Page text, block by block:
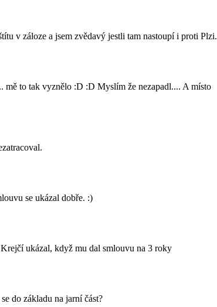
v záloze a jsem zvědavý jestli tam nastoupí i proti Plzi.
to tak vyznělo :D :D Myslím že nezapadl.... A místo
se ukázal dobře. :)
ukázal, když mu dal smlouvu na 3 roky
do základu na jarní část?